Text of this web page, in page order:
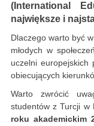
(International
największe i
Dlaczego warto być
młodych w
uczelni europejskich
obiecujących
Warto zwrócić
studentów z Turcji w
roku akademickim